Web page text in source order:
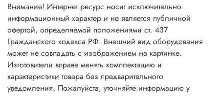
Внимание! Интернет ресурс носит исключительно
информационный характер и не является публичной
офертой, определяемой положениями ст. 437
Гражданского кодекса РФ. Внешний вид оборудования
может не совпадать с изображением на картинке.
Изготовители вправе менять комплектацию и
характеристики товара без предварительного
уведомления. Пожалуйста, уточняйте информацию у